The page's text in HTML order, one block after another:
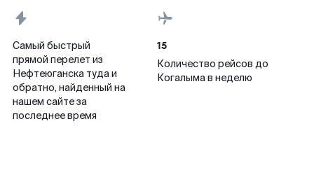
Самый быстрый
прямой перелет из
Нефтеюганска туда и
обратно, найденный на
нашем сайте за
последнее время
15
Количество рейсов до
Когалыма в неделю